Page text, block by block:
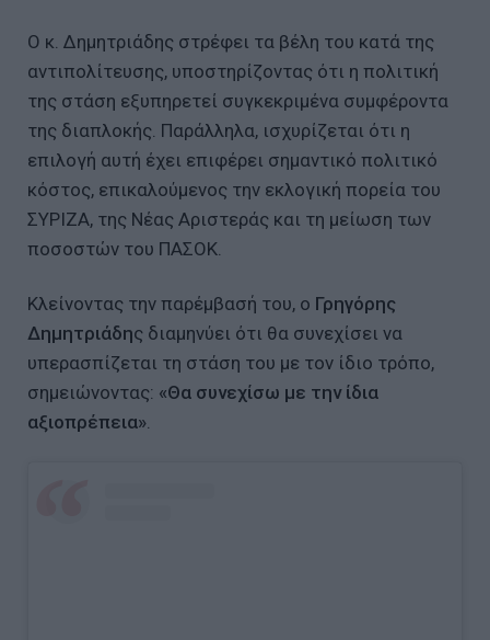
Ο κ. Δημητριάδης στρέφει τα βέλη του κατά της
αντιπολίτευσης, υποστηρίζοντας ότι η πολιτική
της στάση εξυπηρετεί συγκεκριμένα συμφέροντα
της διαπλοκής. Παράλληλα, ισχυρίζεται ότι η
επιλογή αυτή έχει επιφέρει σημαντικό πολιτικό
κόστος, επικαλούμενος την εκλογική πορεία του
ΣΥΡΙΖΑ, της Νέας Αριστεράς και τη μείωση των
ποσοστών του ΠΑΣΟΚ.
Κλείνοντας την παρέμβασή του, ο Γρηγόρης
Δημητριάδης διαμηνύει ότι θα συνεχίσει να
υπερασπίζεται τη στάση του με τον ίδιο τρόπο,
σημειώνοντας: «Θα συνεχίσω με την ίδια
αξιοπρέπεια»